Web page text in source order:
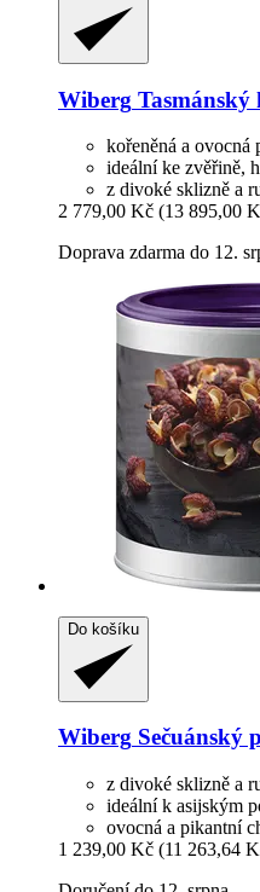
Wiberg Tasmánský
kořeněná a ovocná
ideální ke zvěřině,
z divoké sklizně a
2 779,00 Kč (13 895,00
Doprava zdarma do 12.
Do košíku
Wiberg Sečuánský
z divoké sklizně a
ideální k asijským
ovocná a pikantní
1 239,00 Kč (11 263,64